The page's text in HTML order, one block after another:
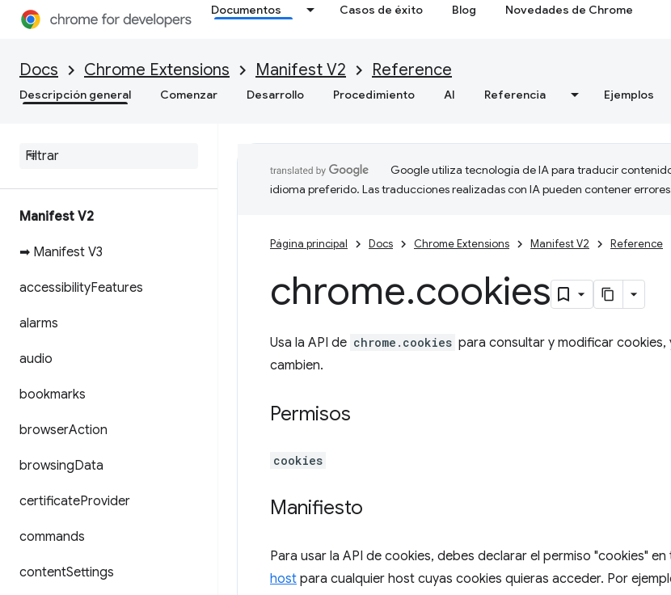
Documentos Casos de éxito Blog Novedades de Chrome
Docs Chrome Extensions Manifest V2 Reference
Descripción general Comenzar Desarrollo Procedimiento AI Referencia Ejemplos
Manifest V2
➡ Manifest V3
accessibilityFeatures
alarms
audio
bookmarks
browserAction
browsingData
certificateProvider
commands
contentSettings
Google utiliza tecnología de IA para traducir
idioma preferido. Las traducciones realizadas con IA pueden contener
Página principal Docs Chrome Extensions Manifest V2 Reference
chrome.cookies
Usa la API de chrome.cookies para consultar y modificar
cambien.
Permisos
cookies
Manifiesto
Para usar la API de cookies, debes declarar el permiso "cookies"
host para cualquier host cuyas cookies quieras acceder. Por